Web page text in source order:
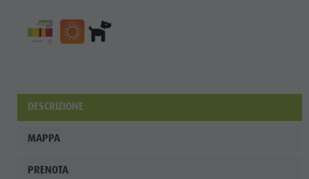
DESCRIZIONE
MAPPA
PRENOTA